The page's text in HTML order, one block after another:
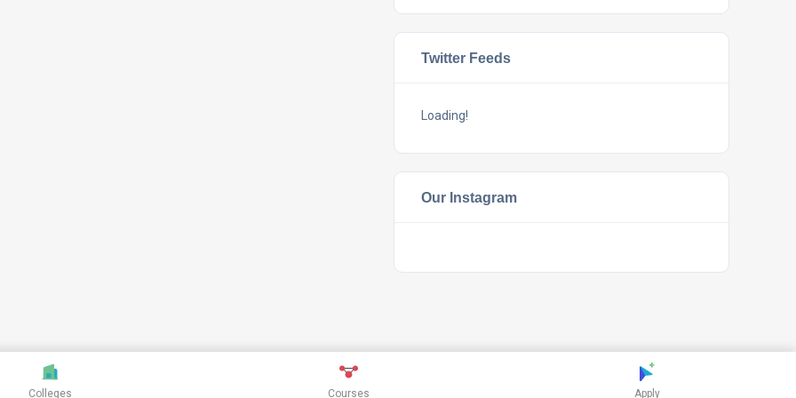
Twitter Feeds
Loading!
Our Instagram
Colleges Courses Apply